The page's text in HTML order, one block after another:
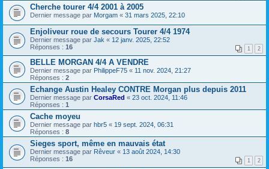
Cherche tourer 4/4 2001 à 2005
Dernier message par Morgam « 31 mars 2025, 22:10
Enjoliveur roue de secours Tourer 4/4 1974
Dernier message par Jak « 12 janv. 2025, 22:52
Réponses : 16 1 2
BELLE MORGAN 4/4 A VENDRE
Dernier message par PhilippeF75 « 11 nov. 2024, 21:27
Réponses : 2
Echange Austin Healey CONTRE Morgan plus depuis 2011
Dernier message par CorsaRed « 23 oct. 2024, 11:46
Réponses : 1
Cache moyeu
Dernier message par hbr5 « 19 sept. 2024, 06:31
Réponses : 8
Sieges sport, même en mauvais état
Dernier message par Rêveur « 13 août 2024, 14:30
Réponses : 16 1 2